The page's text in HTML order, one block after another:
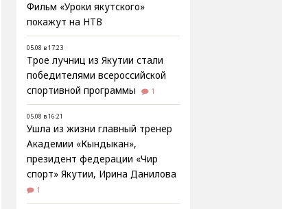
Фильм «Уроки якутского»
покажут на НТВ
05.08 в 17:23
Трое лучниц из Якутии стали
победителями всероссийской
спортивной программы
1
05.08 в 16:21
Ушла из жизни главный тренер
Академии «Кындыкан»,
президент федерации «Чир
спорт» Якутии, Ирина Данилова
1